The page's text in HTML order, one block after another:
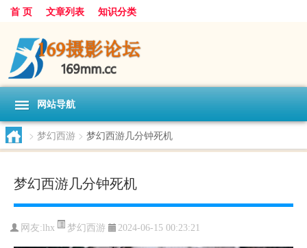
首 页 文章列表 知识分类
网站导航
> 梦幻西游 > 梦幻西游几分钟死机
梦幻西游几分钟死机
网友:lhx 梦幻西游 2024-06-15 00:23:21